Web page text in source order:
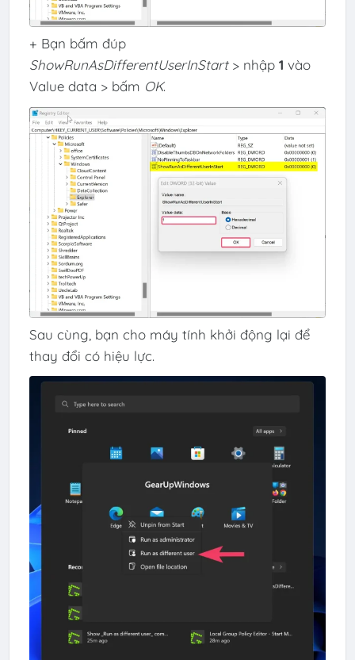
+ Bạn bấm đúp
ShowRunAsDifferentUserInStart> nhập 1 vào
Value data > bấm OK.
Sau cùng, bạn cho máy tính khởi động lại để
thay đổi có hiệu lực.